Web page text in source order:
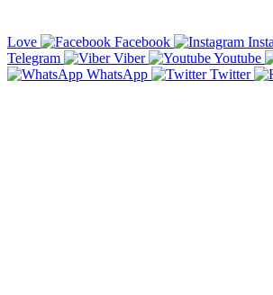
Love
Facebook
Telegram
Viber Youtube
WhatsApp
Twitter